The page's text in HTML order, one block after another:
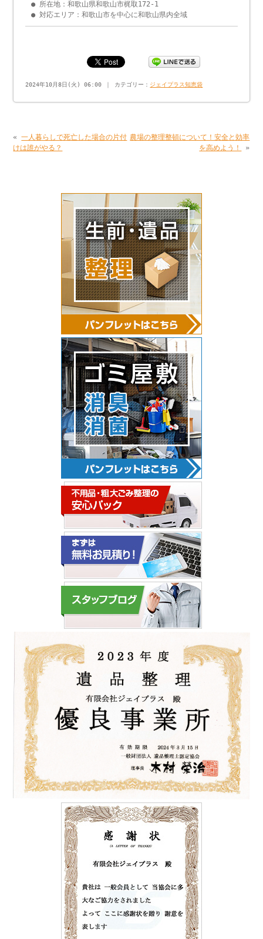
● 所在地：和歌山県和歌山市梶取172-1
● 対応エリア：和歌山市を中心に和歌山県内全域
2024年10月8日(火) 06:00 ｜ カテゴリー： ジェイプラス知恵袋
«一人暮らしで死亡した場合の片付
けは誰がやる？
農場の整理整頓について！安全と効率
を高めよう！
»